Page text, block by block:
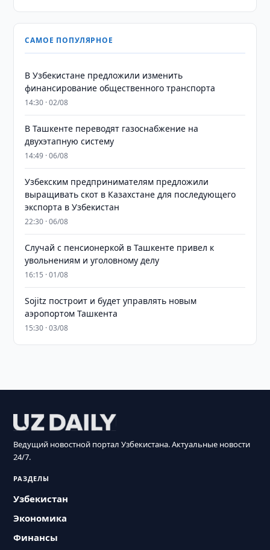
САМОЕ ПОПУЛЯРНОЕ
В Узбекистане предложили изменить
финансирование общественного транспорта
14:30 · 02/08
В Ташкенте переводят газоснабжение на
двухэтапную систему
14:49 · 06/08
Узбекским предпринимателям предложили
выращивать скот в Казахстане для последующего
экспорта в Узбекистан
22:30 · 06/08
Случай с пенсионеркой в Ташкенте привел к
увольнениям и уголовному делу
16:15 · 01/08
Sojitz построит и будет управлять новым
аэропортом Ташкента
15:30 · 03/08
Ведущий новостной портал Узбекистана. Актуальные новости
24/7.
РАЗДЕЛЫ
Узбекистан
Экономика
Финансы